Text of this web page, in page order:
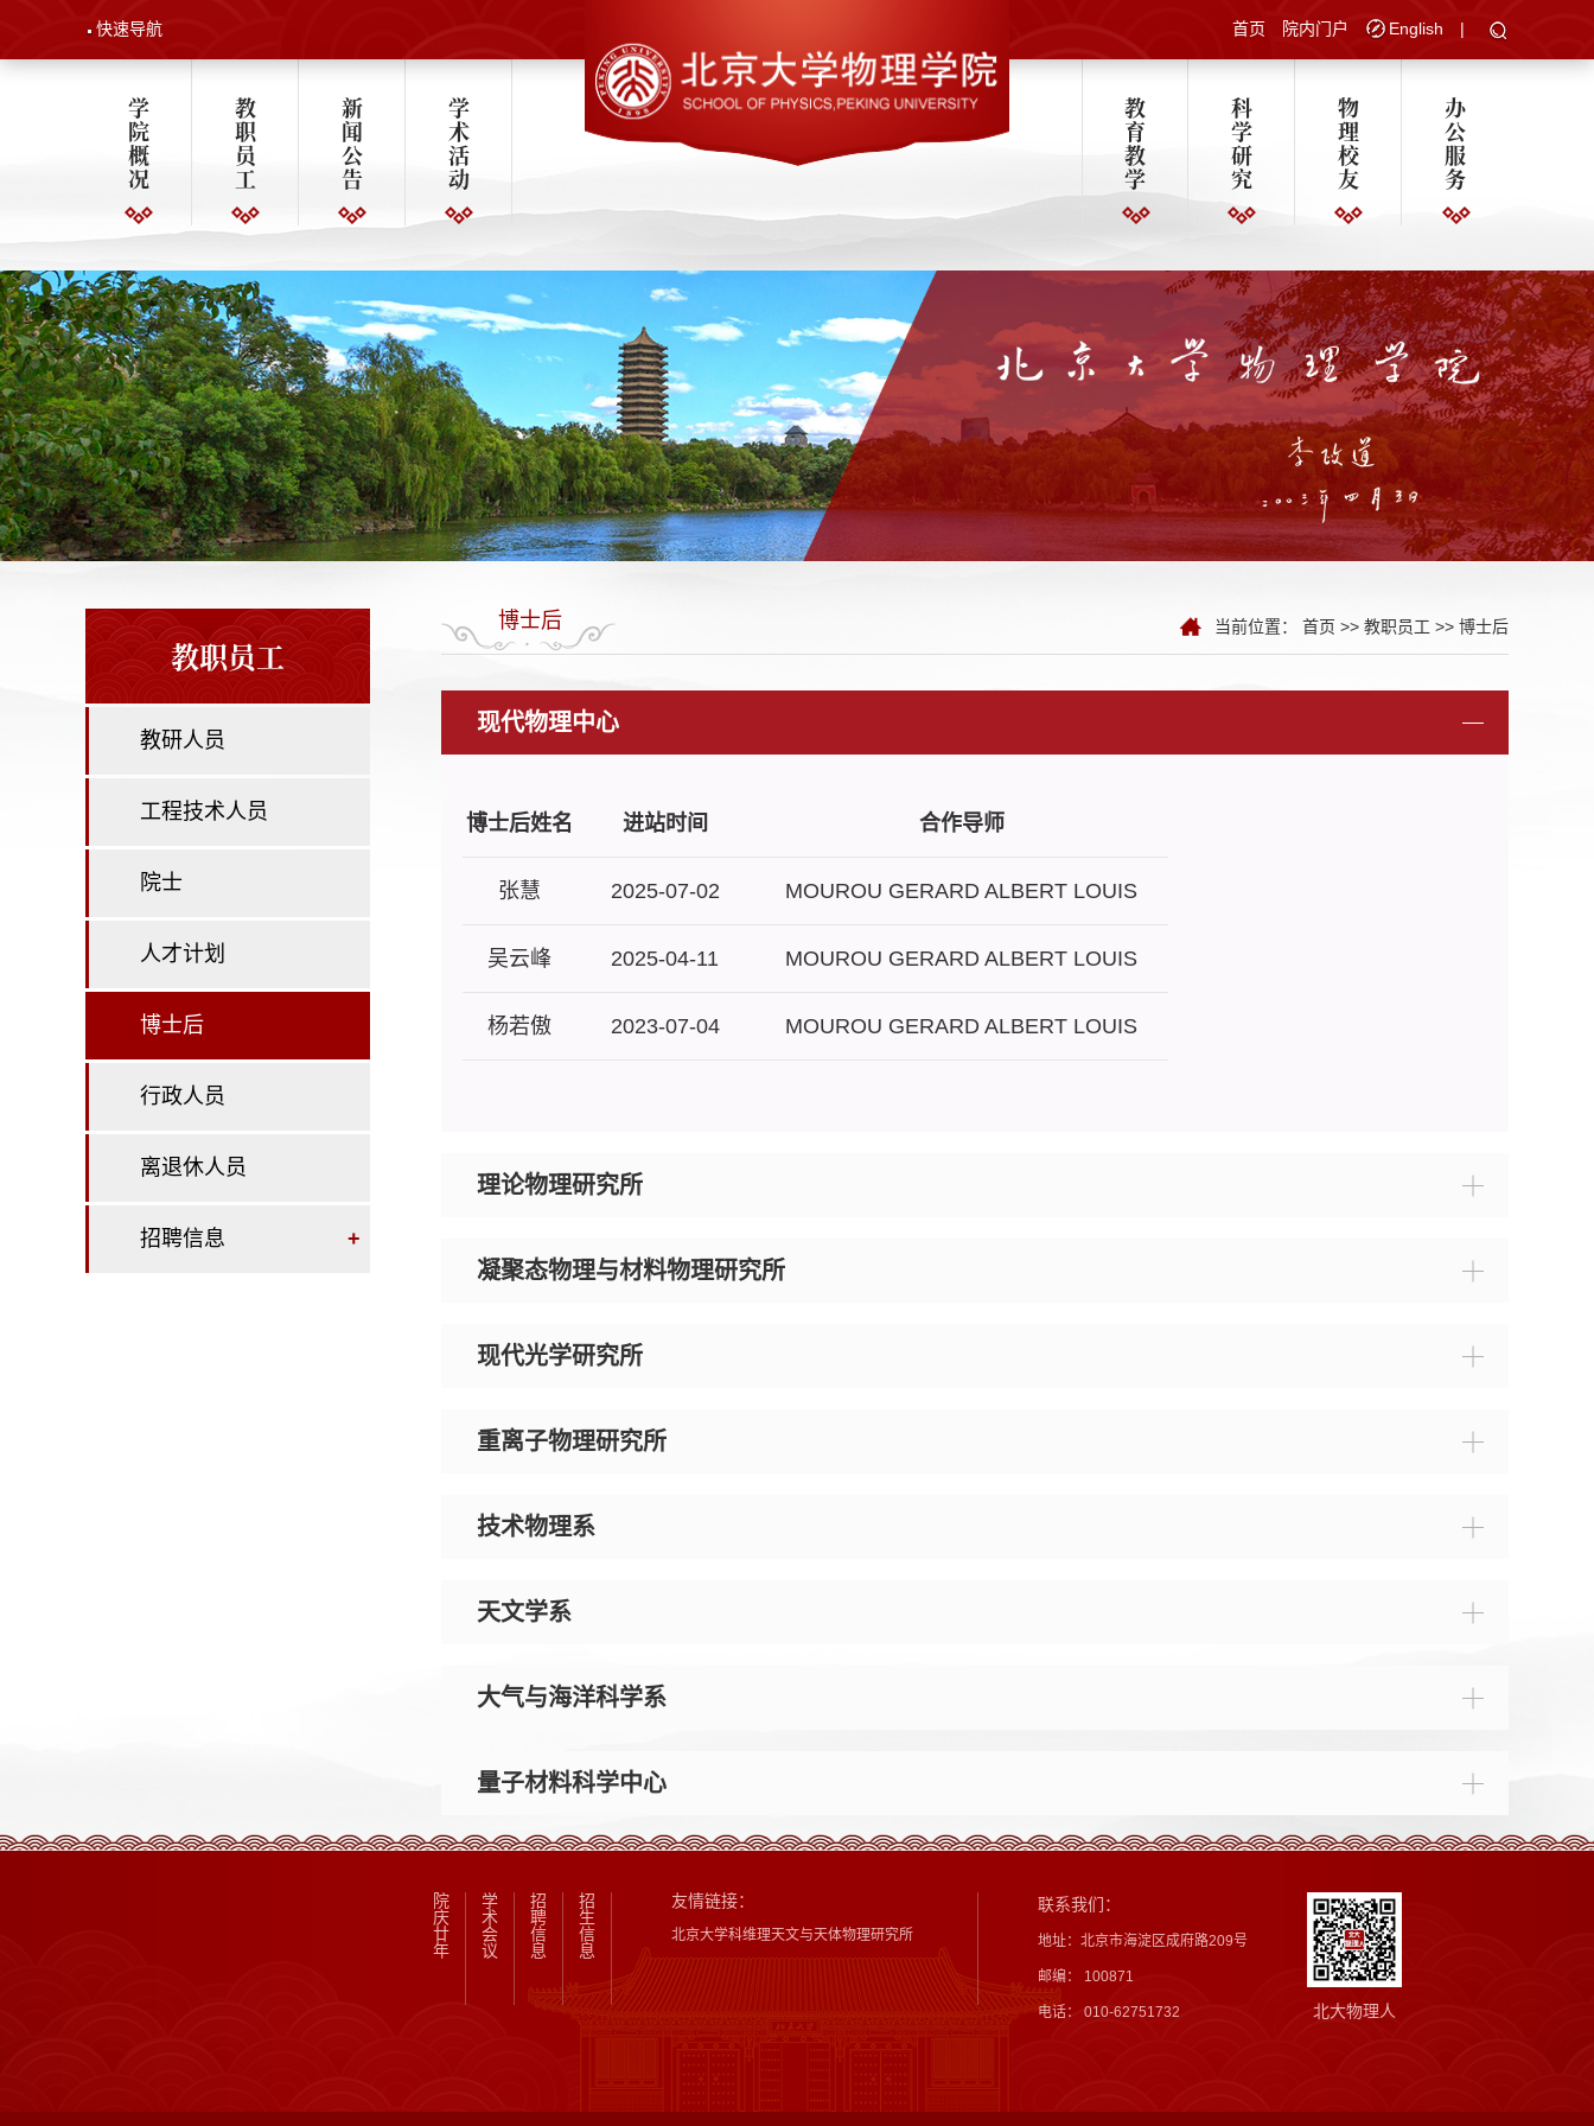
快速导航 首页 院内门户 English |
学
院
概
况
教
职
员
工
新
闻
公
告
学
术
活
动
教
育
教
学
科
学
研
究
物
理
校
友
办
公
服
务
教职员工
教研人员
工程技术人员
院士
人才计划
博士后
行政人员
离退休人员
招聘信息 +
博士后 当前位置： 首页 >> 教职员工 >> 博士后
现代物理中心
博士后姓名 进站时间 合作导师
张慧 2025-07-02 MOUROU GERARD ALBERT LOUIS
吴云峰 2025-04-11 MOUROU GERARD ALBERT LOUIS
杨若傲 2023-07-04 MOUROU GERARD ALBERT LOUIS
理论物理研究所
凝聚态物理与材料物理研究所
现代光学研究所
重离子物理研究所
技术物理系
天文学系
大气与海洋科学系
量子材料科学中心
院
庆
廿
年
学
术
会
议
招
聘
信
息
招
生
信
息
友情链接：
北京大学科维理天文与天体物理研究所
联系我们：
地址：北京市海淀区成府路209号
邮编： 100871
电话： 010-62751732 北大物理人